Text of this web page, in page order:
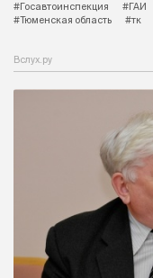
#Госавтоинспекция #ГАИ
#Тюменская область
#тк
Вслух.ру